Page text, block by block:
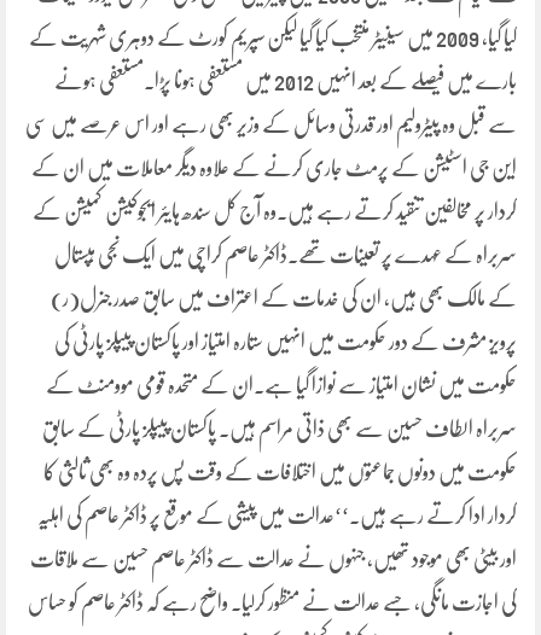
کیا گیا، 2009 میں سینیٹر منتخب کیا گیا لیکن سپریم کورٹ کے دوہری شہریت کے
بارے میں فیصلے کے بعد انہیں 2012 میں مستعفی ہونا پڑا۔مستعفی ہونے
سے قبل وہ پیٹرولیم اور قدرتی وسائل کے وزیر بھی رہے اور اس عرصے میں سی
این جی اسٹیشن کے پرمٹ جاری کرنے کے علاوہ دیگر معاملات میں ان کے
کردار پر مخالفین تنقید کرتے رہے ہیں۔وہ آج کل سندھ ہایئر ایجوکیشن کمیشن کے
سربراہ کے عہدے پر تعینات تھے۔ڈاکٹر عاصم کراچی میں ایک نجی ہپستال
کے مالک بھی ہیں، ان کی خدمات کے اعتراف میں سابق صدر جنرل(ر)
پرویز مشرف کے دور حکومت میں انہیں ستارہ امتیاز اور پاکستان پیپلز پارٹی کی
حکومت میں نشان امتیاز سے نوازا گیا ہے۔ان کے متحدہ قومی موومنٹ کے
سربراہ الطاف حسین سے بھی ذاتی مراسم ہیں۔ پاکستان پیپلز پارٹی کے سابق
حکومت میں دونوں جماعتوں میں اختلافات کے وقت پس پردہ وہ بھی ثالثی کا
کردار ادا کرتے رہے ہیں۔‘‘عدالت میں پیشی کے موقع پر ڈاکٹر عاصم کی اہلیہ
اور بیٹی بھی موجود تھیں، جنہوں نے عدالت سے ڈاکٹر عاصم حسین سے ملاقات
کی اجازت مانگی، جسے عدالت نے منظور کرلیا۔ واضح رہے کہ ڈاکٹر عاصم کو حساس